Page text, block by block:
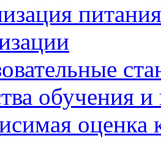
обучения и
оценка